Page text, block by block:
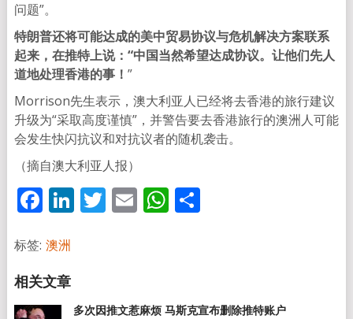
问题”。
特朗普还将可能达成的美中贸易协议与危机解决方案联系
起来，在推特上说：“中国当然希望达成协议。让他们先人
道地处理香港的事！ ”
Morrison先生表示，澳大利亚人已经将去香港的旅行建议
升级为“采取高度谨慎”，并警告要去香港旅行的澳洲人可能
会发生快闪抗议和对抗议者的随机袭击。
（摘自澳大利亚人报）
Facebook
LinkedIn
Twitter
EmailWhatsApp
分
标签: 澳洲
多次因推文惹麻烦 马斯克宣布删除推特账户